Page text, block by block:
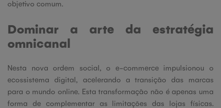
objetivo comum.
Dominar a arte da estratégia
omnicanal
Nesta nova ordem social, o e-commerce impulsionou o
ecossistema digital, acelerando a transição das marcas
para o mundo online. Esta transformação não é apenas uma
forma de complementar as limitações das lojas físicas.